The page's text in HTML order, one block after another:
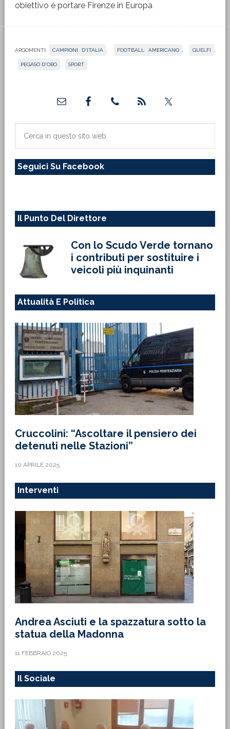
obiettivo è portare Firenze in Europa
ARGOMENTI: CAMPIONI D'ITALIA FOOTBALL AMERICANO GUELFI
PEGASO D'ORO SPORT
primaria
sito
Seguici Su Facebook
Il Punto Del Direttore
Con lo Scudo Verde tornano
i contributi per sostituire i
veicoli più inquinanti
Attualità E Politica
Cruccolini: “Ascoltare il pensiero dei
detenuti nelle Stazioni”
10 APRILE 2025
Interventi
Andrea Asciuti e la spazzatura sotto la
statua della Madonna
11 FEBBRAIO 2025
Il Sociale